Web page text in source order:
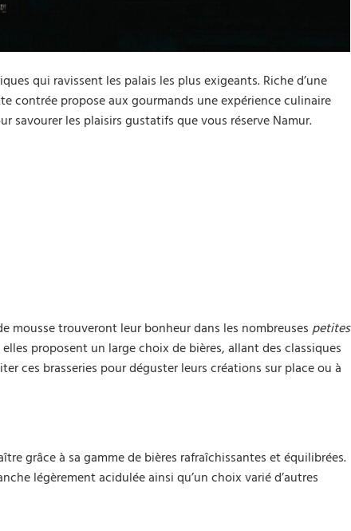
qui ravissent les palais les plus exigeants. Riche d’une
contrée propose aux gourmands une expérience culinaire
savourer les plaisirs gustatifs que vous réserve Namur.
mousse trouveront leur bonheur dans les nombreuses petites
proposent un large choix de bières, allant des classiques
ces brasseries pour déguster leurs créations sur place ou à
grâce à sa gamme de bières rafraîchissantes et équilibrées.
légèrement acidulée ainsi qu’un choix varié d’autres